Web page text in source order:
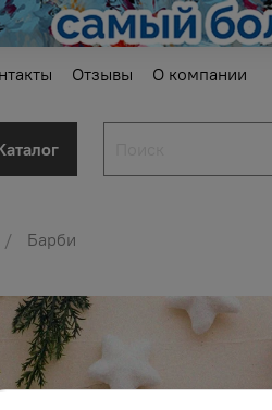
Отзывы О компании
Барби